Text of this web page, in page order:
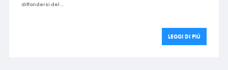
diffondersi del …
LEGGI DI PIÙ